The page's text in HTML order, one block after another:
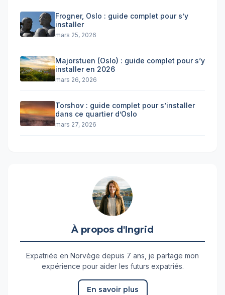
Frogner, Oslo : guide complet pour s’y
installer
mars 25, 2026
Majorstuen (Oslo) : guide complet pour s’y
installer en 2026
mars 26, 2026
Torshov : guide complet pour s’installer
dans ce quartier d’Oslo
mars 27, 2026
À propos d'Ingrid
Expatriée en Norvège depuis 7 ans, je partage mon
expérience pour aider les futurs expatriés.
En savoir plus